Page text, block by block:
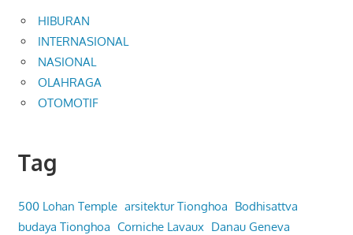
HIBURAN
INTERNASIONAL
NASIONAL
OLAHRAGA
OTOMOTIF
Tag
500 Lohan Temple arsitektur Tionghoa Bodhisattva
budaya Tionghoa Corniche Lavaux Danau Geneva